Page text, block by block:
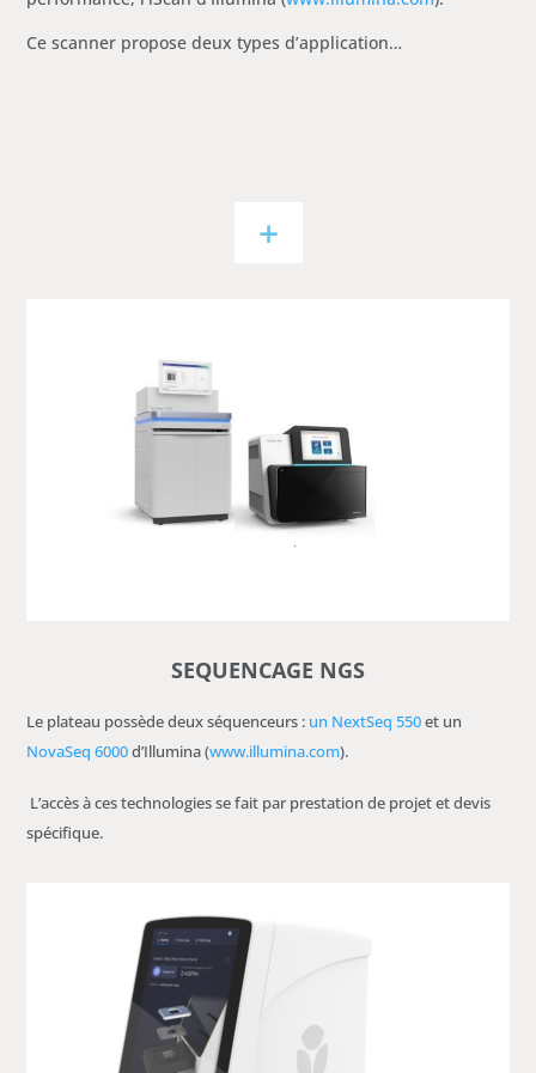
Ce scanner propose deux types d’application…
+
SEQUENCAGE NGS
Le plateau possède deux séquenceurs : un NextSeq 550et un
NovaSeq 6000d’Illumina (www.illumina.com).
L’accès à ces technologies se fait par prestation de projet et devis
spécifique.